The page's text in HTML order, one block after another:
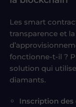
Les smart
transparence et
fonctionne-t-il ?
solution qui
diamants.
Inscription des